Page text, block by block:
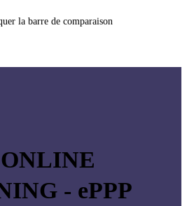
la barre de comparaison
- ePPP